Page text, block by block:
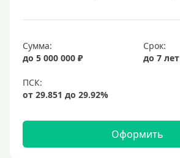
5500000 руб
6 млн
6500000 руб
7 миллионов
8 миллионов
9000000 руб
Сумма:
до 5 000 000 ₽
Срок:
до 7 лет
Оформить